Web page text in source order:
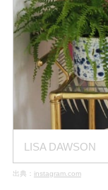
LISA DAWSON
出典： instagram.com